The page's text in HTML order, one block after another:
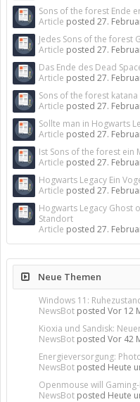
Sons of the forest Ende
Article posted 27.
Jedes Sons of the forest
Article posted 27.
Das Ende des Dead
Article posted 27.
Sons of the forest
Article posted 27.
Sollte man in Hogwarts
Article posted 27.
Ist Sons of the forest ein
Article posted 27.
Hogwarts Legacy Ein
Article posted 27.
Hogwarts Legacy Ghost
Standort
Article posted 27.
Neue Themen
Windows 11:
NewsBot posted Vor 12
Kioxia und Sandisk:
NewsBot posted Vor 42
Energieversorgung:
NewsBot posted Heute
Openmouse will Gaming-
NewsBot posted Heute